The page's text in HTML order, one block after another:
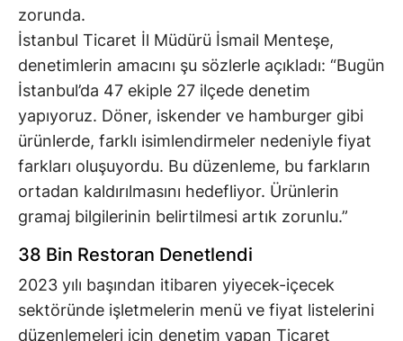
zorunda.
İstanbul Ticaret İl Müdürü İsmail Menteşe,
denetimlerin amacını şu sözlerle açıkladı: “Bugün
İstanbul’da 47 ekiple 27 ilçede denetim
yapıyoruz. Döner, iskender ve hamburger gibi
ürünlerde, farklı isimlendirmeler nedeniyle fiyat
farkları oluşuyordu. Bu düzenleme, bu farkların
ortadan kaldırılmasını hedefliyor. Ürünlerin
gramaj bilgilerinin belirtilmesi artık zorunlu.”
38 Bin Restoran Denetlendi
2023 yılı başından itibaren yiyecek-içecek
sektöründe işletmelerin menü ve fiyat listelerini
düzenlemeleri için denetim yapan Ticaret